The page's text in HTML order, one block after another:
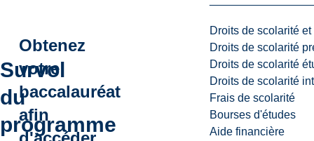
Droits de scolarité
Droits de scolarité
Droits de scolarité
Droits de scolarité
Frais de scolarité
Bourses d'études
Aide financière
Survol
du
programme
Obtenez
votre
baccalauréat
afin